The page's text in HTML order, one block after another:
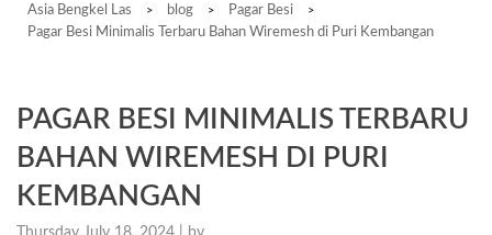
Asia Bengkel Las > blog > Pagar Besi >
Pagar Besi Minimalis Terbaru Bahan Wiremesh di Puri Kembangan
PAGAR BESI MINIMALIS TERBARU
BAHAN WIREMESH DI PURI
KEMBANGAN